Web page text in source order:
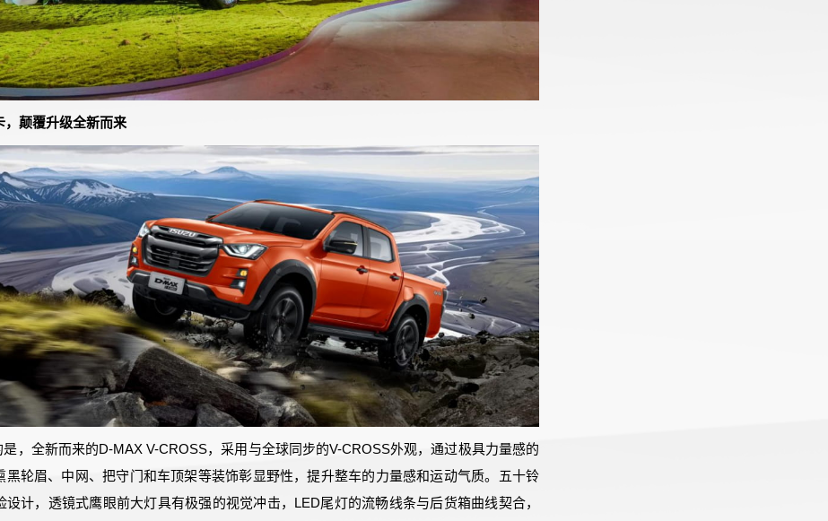
，颠覆升级全新而来
，全新而来的D-MAX V-CROSS，采用与全球同步的V-CROSS外观，通过极具力量感的
黑轮眉、中网、把守门和车顶架等装饰彰显野性，提升整车的力量感和运动气质。五十铃
设计，透镜式鹰眼前大灯具有极强的视觉冲击，LED尾灯的流畅线条与后货箱曲线契合，